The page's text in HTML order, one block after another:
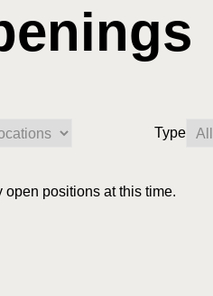
Type
open positions at this time.